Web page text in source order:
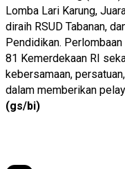
Lomba Lari Karung,
diraih RSUD Tabanan,
Pendidikan.
81 Kemerdekaan RI
kebersamaan,
dalam memberikan
(gs/bi)